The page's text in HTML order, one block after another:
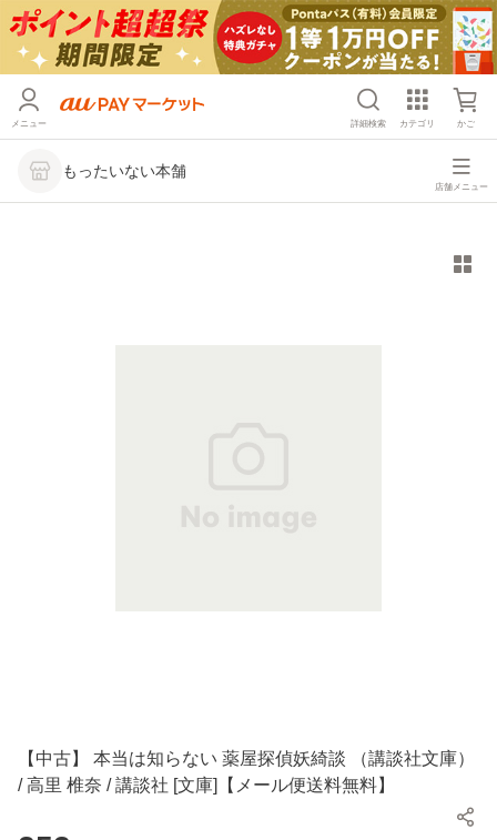
メニュー 詳細検索 カテゴリ かご
もったいない本舗
店舗メニュー
【中古】 本当は知らない 薬屋探偵妖綺談 （講談社文庫）
/ 高里 椎奈 / 講談社 [文庫]【メール便送料無料】